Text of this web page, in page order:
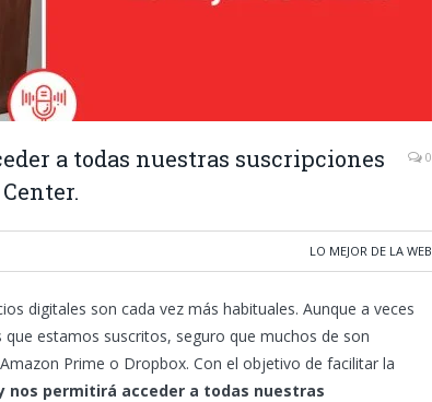
a todas nuestras suscripciones
0
LO MEJOR DE LA WEB
digitales son cada vez más habituales. Aunque a veces
estamos suscritos, seguro que muchos de son
Prime o Dropbox. Con el objetivo de facilitar la
nos permitirá acceder a todas nuestras